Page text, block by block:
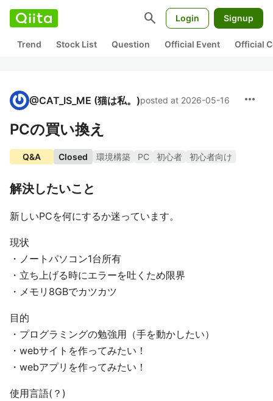
search Login Signup
Trend Stock List Question Official Event Official
@CAT_IS_ME (猫は私。)posted at 2026-05-16 more_horiz
PCの買い換え
Q&A Closed 環境構築 PC 初心者 初心者向け
解決したいこと
新しいPCを何にするか迷っています。
現状
・ノートパソコン1台所有
・立ち上げる時にエラーを吐くため限界
・メモリ8GBでカツカツ
目的
・プログラミングの勉強用（手を動かしたい）
・webサイトを作ってみたい！
・webアプリを作ってみたい！
使用言語(？)